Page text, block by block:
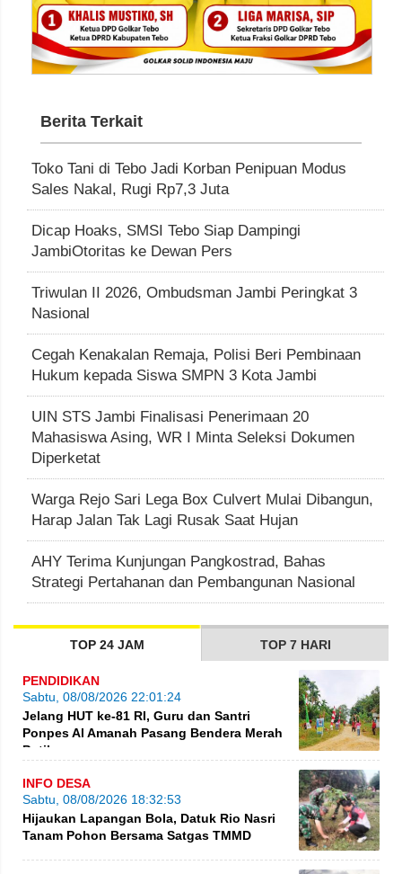
Berita Terkait
Toko Tani di Tebo Jadi Korban Penipuan Modus
Sales Nakal, Rugi Rp7,3 Juta
Dicap Hoaks, SMSI Tebo Siap Dampingi
JambiOtoritas ke Dewan Pers
Triwulan II 2026, Ombudsman Jambi Peringkat 3
Nasional
Cegah Kenakalan Remaja, Polisi Beri Pembinaan
Hukum kepada Siswa SMPN 3 Kota Jambi
UIN STS Jambi Finalisasi Penerimaan 20
Mahasiswa Asing, WR I Minta Seleksi Dokumen
Diperketat
Warga Rejo Sari Lega Box Culvert Mulai Dibangun,
Harap Jalan Tak Lagi Rusak Saat Hujan
AHY Terima Kunjungan Pangkostrad, Bahas
Strategi Pertahanan dan Pembangunan Nasional
TOP 24 JAM TOP 7 HARI
PENDIDIKAN
Sabtu, 08/08/2026 22:01:24
Jelang HUT ke-81 RI, Guru dan Santri
Ponpes Al Amanah Pasang Bendera Merah
Putih
INFO DESA
Sabtu, 08/08/2026 18:32:53
Hijaukan Lapangan Bola, Datuk Rio Nasri
Tanam Pohon Bersama Satgas TMMD